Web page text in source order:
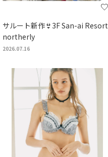
サルート新作👙3F San-ai Resort
northerly
2026.07.16